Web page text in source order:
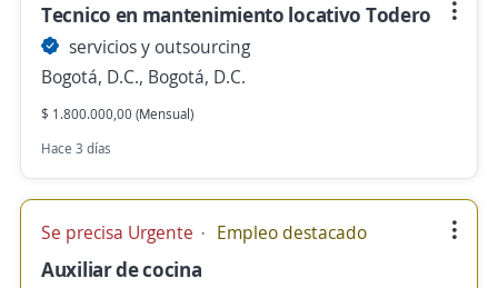
Tecnico en mantenimiento locativo Todero
servicios y outsourcing
Bogotá, D.C., Bogotá, D.C.
$ 1.800.000,00 (Mensual)
Hace 3 días
Se precisa Urgente Empleo destacado
Auxiliar de cocina